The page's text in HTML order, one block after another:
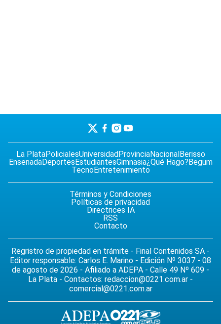
La PlataPolicialesUniversidad ProvinciaNacional Berisso
EnsenadaDeportes EstudiantesGimnasia¿Qué Hago? Begum
TecnoEntretenimiento
Términos y Condiciones
Políticas de privacidad
Directrices IA
RSS
Contacto
Regristro de propiedad en trámite - Final Contenidos SA -
Editor responsable: Carlos E. Marino - Edición Nº 3037 - 08
de agosto de 2026 - Afiliado a ADEPA - Calle 49 Nº 609 -
La Plata - Contactos: redaccion@0221.com.ar -
comercial@0221.com.ar